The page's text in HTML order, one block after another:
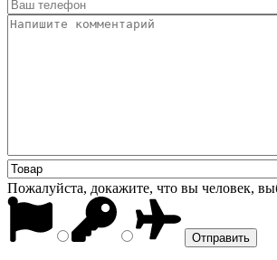
Пожалуйста, докажите, что вы человек,